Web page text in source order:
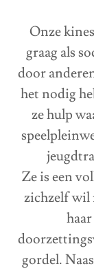
Onze
graag als
door
het nodig
ze hulp
Ze is een
zichzelf wil
gordel.